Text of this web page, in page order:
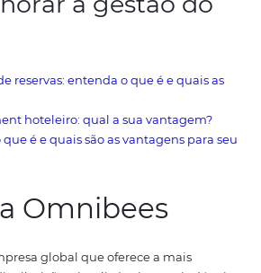
temáticos e reserva de mesa no
opções que um robô de
pode fornecer uma resposta
tarifário do